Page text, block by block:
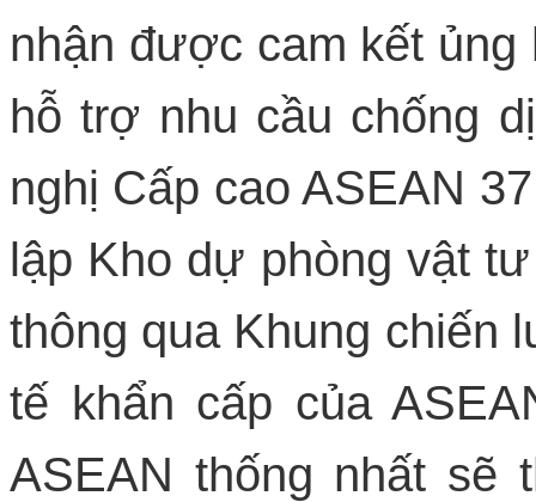
nhận được cam kết
hỗ trợ nhu cầu chống
nghị Cấp cao ASEAN
lập Kho dự phòng vật
thông qua Khung chiến
tế khẩn cấp của
ASEAN thống nhất sẽ